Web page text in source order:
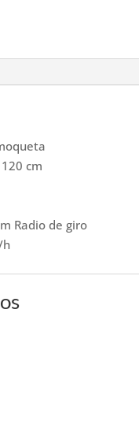
cm
Radio de giro
h